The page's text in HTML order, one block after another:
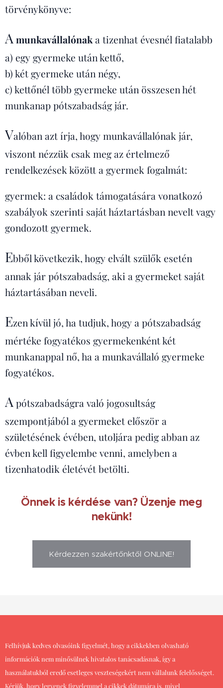
törvénykönyve:
A munkavállalónaka tizenhat évesnél fiatalabb
a) egy gyermeke után kettő,
b) két gyermeke után négy,
c) kettőnél több gyermeke után összesen hét
munkanap pótszabadság jár.
Valóban azt írja, hogy munkavállalónak jár,
viszont nézzük csak meg az értelmező
rendelkezések között a gyermek fogalmát:
gyermek: a családok támogatására vonatkozó
szabályok szerinti saját háztartásban nevelt vagy
gondozott gyermek.
Ebből következik, hogy elvált szülők esetén
annak jár pótszabadság, aki a gyermeket saját
háztartásában neveli.
Ezen kívül jó, ha tudjuk, hogy a pótszabadság
mértéke fogyatékos gyermekenként két
munkanappal nő, ha a munkavállaló gyermeke
fogyatékos.
A pótszabadságra való jogosultság
szempontjából a gyermeket először a
születésének évében, utoljára pedig abban az
évben kell figyelembe venni, amelyben a
tizenhatodik életévét betölti.
Önnek is kérdése van? Üzenje meg
nekünk!
Kérdezzen szakértőnktől ONLINE!
Felhívjuk kedves olvasóink figyelmét, hogy a cikkekben olvasható
információk nem minősülnek hivatalos tanácsadásnak, így a
használatukból eredő esetleges veszteségekért nem vállalunk felelősséget.
Kérjük, hogy legyenek figyelemmel a cikkek dátumára is, mivel